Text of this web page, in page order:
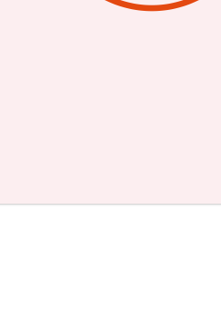
werden,